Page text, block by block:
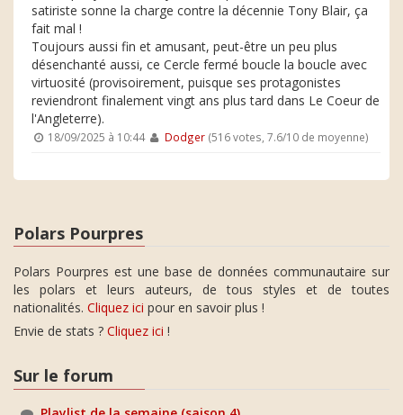
satiriste sonne la charge contre la décennie Tony Blair, ça
fait mal !
Toujours aussi fin et amusant, peut-être un peu plus
désenchanté aussi, ce Cercle fermé boucle la boucle avec
virtuosité (provisoirement, puisque ses protagonistes
reviendront finalement vingt ans plus tard dans Le Coeur de
l'Angleterre).
18/09/2025 à 10:44 Dodger(516 votes, 7.6/10 de moyenne)
Polars Pourpres
Polars Pourpres est une base de données communautaire sur
les polars et leurs auteurs, de tous styles et de toutes
nationalités. Cliquez ici pour en savoir plus !
Envie de stats ? Cliquez ici !
Sur le forum